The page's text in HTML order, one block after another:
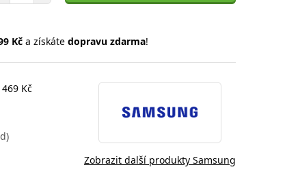
Kča získáte dopravu zdarma!
Kč
Zobrazit další produkty Samsung